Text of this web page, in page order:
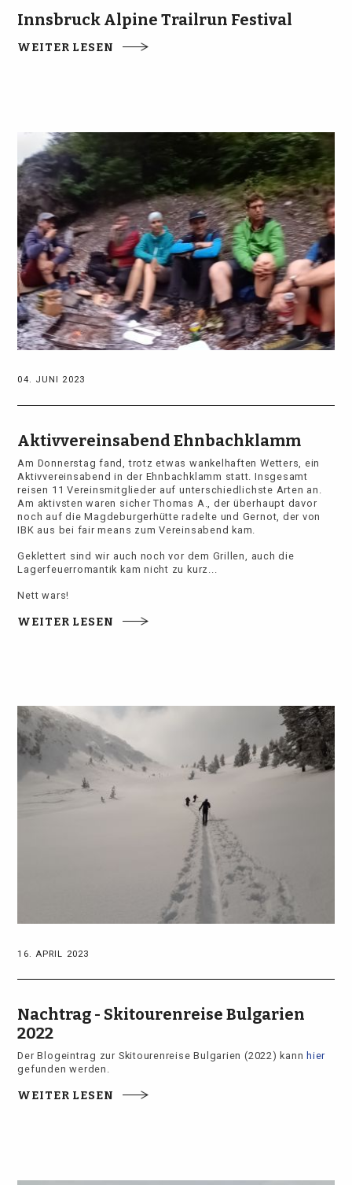
Innsbruck Alpine Trailrun Festival
WEITER LESEN
04. JUNI 2023
Aktivvereinsabend Ehnbachklamm
Am Donnerstag fand, trotz etwas wankelhaften Wetters, ein
Aktivvereinsabend in der Ehnbachklamm statt. Insgesamt
reisen 11 Vereinsmitglieder auf unterschiedlichste Arten an.
Am aktivsten waren sicher Thomas A., der überhaupt davor
noch auf die Magdeburgerhütte radelte und Gernot, der von
IBK aus bei fair means zum Vereinsabend kam.
Geklettert sind wir auch noch vor dem Grillen, auch die
Lagerfeuerromantik kam nicht zu kurz...
Nett wars!
WEITER LESEN
16. APRIL 2023
Nachtrag - Skitourenreise Bulgarien
2022
Der Blogeintrag zur Skitourenreise Bulgarien (2022) kann hier
gefunden werden.
WEITER LESEN